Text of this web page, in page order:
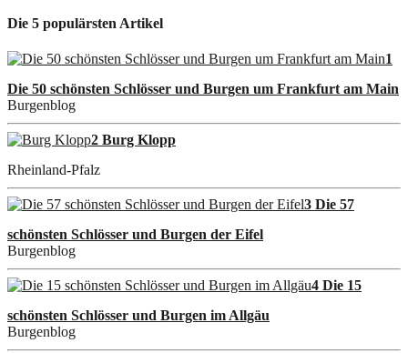
Die 5 populärsten Artikel
1
Die 50 schönsten Schlösser und Burgen um Frankfurt am Main
Burgenblog
2 Burg Klopp
Rheinland-Pfalz
3 Die 57
schönsten Schlösser und Burgen der Eifel
Burgenblog
4 Die 15
schönsten Schlösser und Burgen im Allgäu
Burgenblog